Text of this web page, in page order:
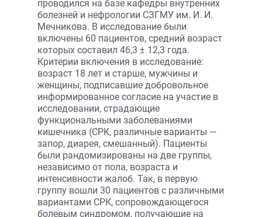
проводился на базе кафедры внутренних
болезней и нефрологии СЗГМУ им. И. И.
Мечникова. В исследование были
включены 60 пациентов, средний возраст
которых составил 46,3 ± 12,3 года.
Критерии включения в исследование:
возраст 18 лет и старше, мужчины и
женщины, подписавшие добровольное
информированное согласие на участие в
исследовании, страдающие
функциональными заболеваниями
кишечника (СРК, различные варианты —
запор, диарея, смешанный). Пациенты
были рандомизированы на две группы,
независимо от пола, возраста и
интенсивности жалоб. Так, в первую
группу вошли 30 пациентов с различными
вариантами СРК, сопровождающегося
болевым синдромом, получающие на